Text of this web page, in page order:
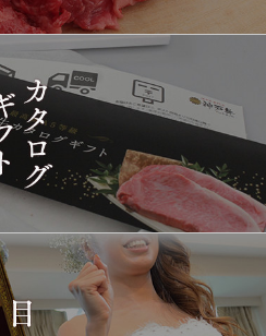
[訳あり][家庭用] A5等級
神戸牛 フィレステーキ
兵庫県
[家庭用] A5等級神戸牛
シャトーブリアンステー
キ 150ｇ(1枚)
東京都
神戸牛ギフトセット 1万
5千円 焼肉（肩ロース・
プレミアムもも）650g
神戸牛カタログギフト
１万円